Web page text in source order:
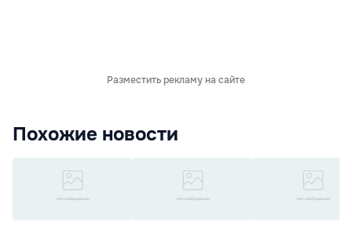
Разместить рекламу на сайте
Похожие новости